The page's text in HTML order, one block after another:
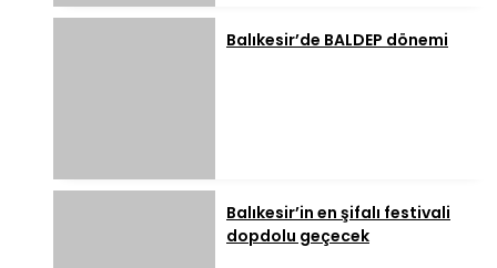
Balıkesir’de BALDEP dönemi
Balıkesir’in en şifalı festivali
dopdolu geçecek